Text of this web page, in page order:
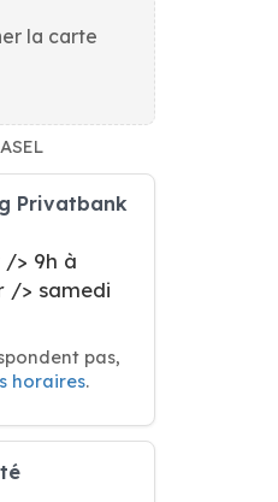
la carte
Privatbank
/> 9h à
/> samedi
pas,
horaires.